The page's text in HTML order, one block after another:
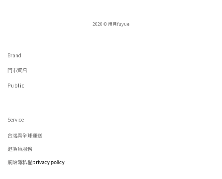
2020 © 甫月fuyue
Brand
門市資訊
Public
Service
台灣與全球運送
退換貨服務
網站隱私權privacy policy